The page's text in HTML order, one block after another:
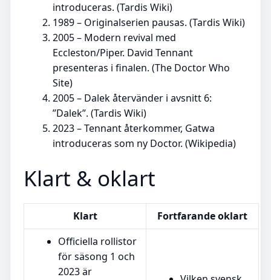
introduceras. (Tardis Wiki)
1989– Originalserien pausas. (Tardis Wiki)
2005– Modern revival med
Eccleston/Piper. David Tennant
presenteras i finalen. (The Doctor Who
Site)
2005– Dalek återvänder i avsnitt 6:
”Dalek”. (Tardis Wiki)
2023– Tennant återkommer, Gatwa
introduceras som ny Doctor. (Wikipedia)
Klart & oklart
Klart
Fortfarande oklart
Officiella rollistor
för säsong 1 och
2023 är